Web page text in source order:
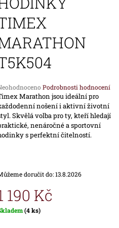
Podrobnosti hodnocení
Marathon jsou ideální pro
nošení i aktivní životní
Skvělá volba pro ty, kteří hledají
nenáročné a sportovní
s perfektní čitelností.
doručit do:13.8.2026
190 Kč
(4 ks)
1 690 Kč